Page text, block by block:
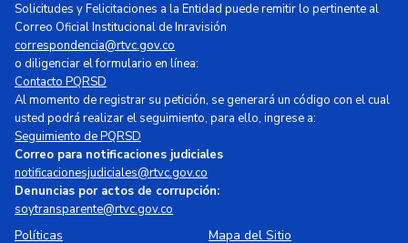
Solicitudes y Felicitaciones a la Entidad puede remitir lo pertinente al
Correo Oficial Institucional de Inravisión
correspondencia@rtvc.gov.co
o diligenciar el formulario en línea:
Contacto PQRSD
Al momento de registrar su petición, se generará un código con el cual
usted podrá realizar el seguimiento, para ello, ingrese a:
Seguimiento de PQRSD
Correo para notificaciones judiciales
notificacionesjudiciales@rtvc.gov.co
Denuncias por actos de corrupción:
soytransparente@rtvc.gov.co
Políticas Mapa del Sitio